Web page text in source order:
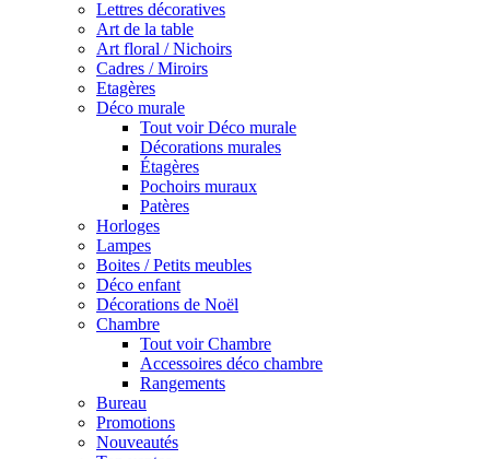
Lettres décoratives
Art de la table
Art floral / Nichoirs
Cadres / Miroirs
Etagères
Déco murale
Tout voir Déco murale
Décorations murales
Étagères
Pochoirs muraux
Patères
Horloges
Lampes
Boites / Petits meubles
Déco enfant
Décorations de Noël
Chambre
Tout voir Chambre
Accessoires déco chambre
Rangements
Bureau
Promotions
Nouveautés